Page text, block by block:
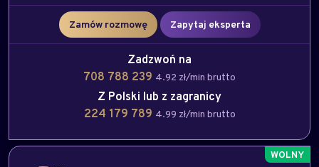
Zamów rozmowę Zapytaj eksperta
Zadzwoń na
708 788 239 4.92 zł/min brutto
Z Polski lub z zagranicy
224 179 789 4.99 zł/min brutto